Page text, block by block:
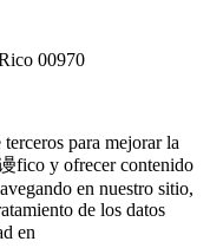
00970
para mejorar la
fico y ofrecer contenido
en nuestro sitio,
de los datos
en